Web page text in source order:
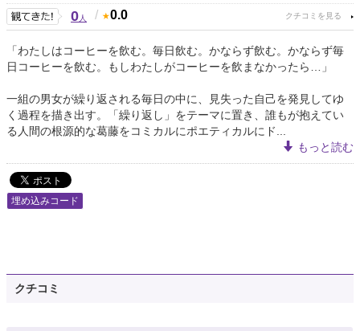
0人 / 0.0
「わたしはコーヒーを飲む。毎日飲む。かならず飲む。かならず毎
日コーヒーを飲む。もしわたしがコーヒーを飲まなかったら…」
一組の男女が繰り返される毎日の中に、見失った自己を発見してゆ
く過程を描き出す。「繰り返し」をテーマに置き、誰もが抱えてい
る人間の根源的な葛藤をコミカルにポエティカルにド...
もっと読む
埋め込みコード
クチコミ